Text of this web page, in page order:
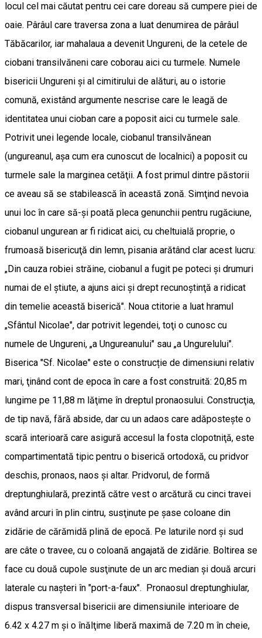
locul cel mai căutat pentru cei care doreau să cumpere piei de
oaie. Pârâul care traversa zona a luat denumirea de pârâul
Tăbăcarilor, iar mahalaua a devenit Ungureni, de la cetele de
ciobani transilvăneni care coborau aici cu turmele. Numele
bisericii Ungureni şi al cimitirului de alături, au o istorie
comună, existând argumente nescrise care le leagă de
identitatea unui cioban care a poposit aici cu turmele sale.
Potrivit unei legende locale, ciobanul transilvănean
(ungureanul, aşa cum era cunoscut de localnici) a poposit cu
turmele sale la marginea cetăţii. A fost primul dintre păstorii
ce aveau să se stabilească în această zonă. Simţind nevoia
unui loc în care să-şi poată pleca genunchii pentru rugăciune,
ciobanul ungurean ar fi ridicat aici, cu cheltuială proprie, o
frumoasă bisericuţă din lemn, pisania arătând clar acest lucru:
„Din cauza robiei străine, ciobanul a fugit pe poteci şi drumuri
numai de el ştiute, a ajuns aici şi drept recunoştinţă a ridicat
din temelie această biserică". Noua ctitorie a luat hramul
„Sfântul Nicolae", dar potrivit legendei, toţi o cunosc cu
numele de Ungureni, „a Ungureanului" sau „a Ungurelului".
Biserica "Sf. Nicolae" este o construcție de dimensiuni relativ
mari, ţinând cont de epoca în care a fost construită: 20,85 m
lungime pe 11,88 m lăţime în dreptul pronaosului. Construcţia,
de tip navă, fără abside, dar cu un adaos care adăposteşte o
scară interioară care asigură accesul la fosta clopotniţă, este
compartimentată tipic pentru o biserică ortodoxă, cu pridvor
deschis, pronaos, naos şi altar. Pridvorul, de formă
dreptunghiulară, prezintă către vest o arcătură cu cinci travei
având arcuri în plin cintru, susţinute pe şase coloane din
zidărie de cărămidă plină de epocă. Pe laturile nord şi sud
are câte o travee, cu o coloană angajată de zidărie. Boltirea se
face cu două cupole susţinute de un arc median şi două arcuri
laterale cu naşteri în "port-a-faux". Pronaosul dreptunghiular,
dispus transversal bisericii are dimensiunile interioare de
6.42 x 4.27 m şi o înălţime liberă maximă de 7.20 m în cheie,